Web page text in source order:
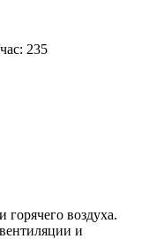
: 235
горячего воздуха.
и